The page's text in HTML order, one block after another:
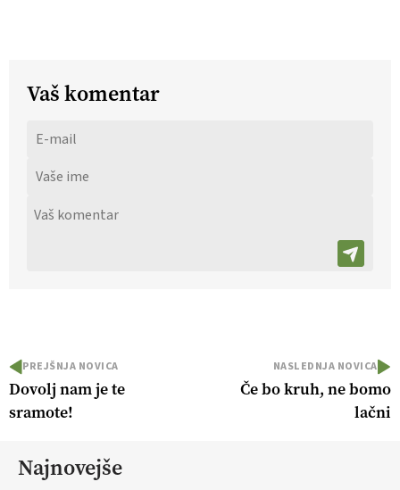
Vaš komentar
PREJŠNJA NOVICA
Dovolj nam je te
sramote!
NASLEDNJA NOVICA
Če bo kruh, ne bomo
lačni
Najnovejše